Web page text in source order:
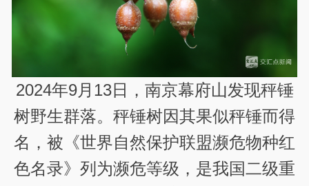
2024年9月13日，南京幕府山发现秤锤
树野生群落。秤锤树因其果似秤锤而得
名，被《世界自然保护联盟濒危物种红
色名录》列为濒危等级，是我国二级重